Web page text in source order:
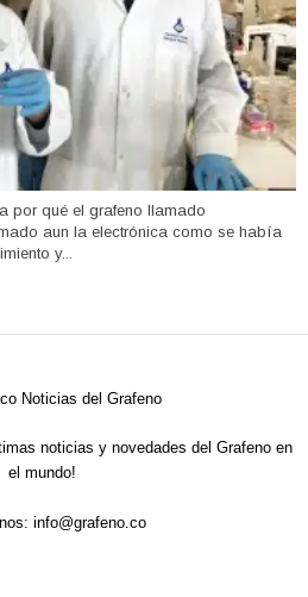
por qué el grafeno llamado
aun la electrónica como se había
y...
noticias y novedades del Grafeno en
el mundo!
info@grafeno.co